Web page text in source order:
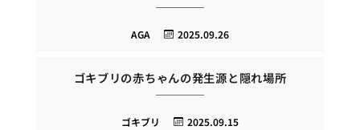
2025.09.26
AGA
ゴキブリの赤ちゃんの発生源と隠れ場所
2025.09.15
ゴキブリ